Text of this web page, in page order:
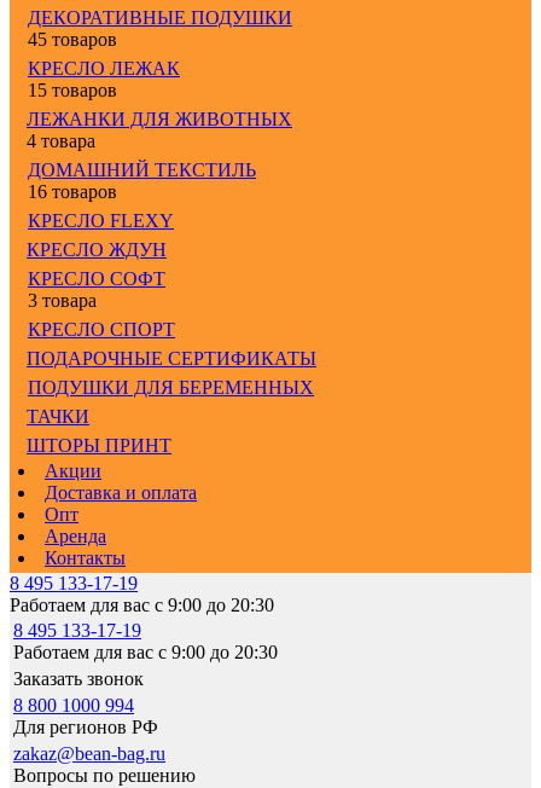
ДЕКОРАТИВНЫЕ ПОДУШКИ
45 товаров
КРЕСЛО ЛЕЖАК
15 товаров
ЛЕЖАНКИ ДЛЯ ЖИВОТНЫХ
4 товара
ДОМАШНИЙ ТЕКСТИЛЬ
16 товаров
КРЕСЛО FLEXY
КРЕСЛО ЖДУН
КРЕСЛО СОФТ
3 товара
КРЕСЛО СПОРТ
ПОДАРОЧНЫЕ СЕРТИФИКАТЫ
ПОДУШКИ ДЛЯ БЕРЕМЕННЫХ
ТАЧКИ
ШТОРЫ ПРИНТ
Акции
Доставка и оплата
Опт
Аренда
Контакты
8 495 133-17-19
Работаем для вас с 9:00 до 20:30
8 495 133-17-19
Работаем для вас с 9:00 до 20:30
Заказать звонок
8 800 1000 994
Для регионов РФ
zakaz@bean-bag.ru
Вопросы по решению